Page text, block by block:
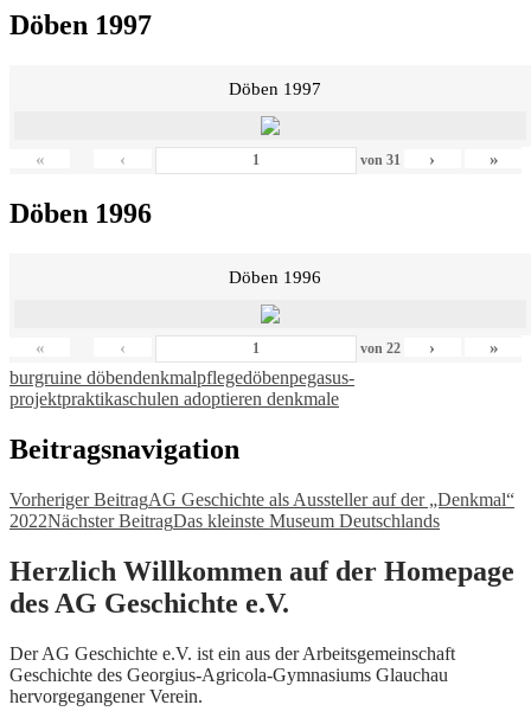
Döben 1997
Döben 1997
« ‹ von 31 › »
Döben 1996
Döben 1996
« ‹ von 22 › »
burgruine döbendenkmalpflegedöbenpegasus-
projektpraktikaschulen adoptieren denkmale
Beitragsnavigation
Vorheriger BeitragAG Geschichte als Aussteller auf der „Denkmal“
2022Nächster BeitragDas kleinste Museum Deutschlands
Herzlich Willkommen auf der Homepage
des AG Geschichte e.V.
Der AG Geschichte e.V. ist ein aus der Arbeitsgemeinschaft
Geschichte des Georgius-Agricola-Gymnasiums Glauchau
hervorgegangener Verein.